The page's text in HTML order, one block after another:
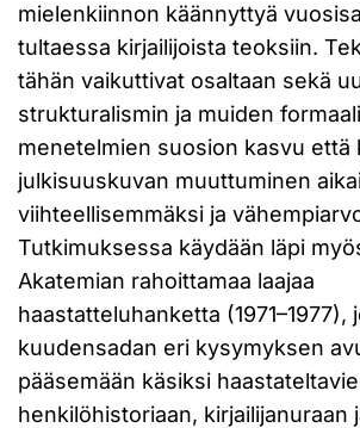
mielenkiinnon käännyttyä
tultaessa kirjailijoista teoksiin.
tähän vaikuttivat osaltaan sekä
strukturalismin ja muiden
menetelmien suosion kasvu että
julkisuuskuvan muuttuminen
viihteellisemmäksi ja
Tutkimuksessa käydään läpi
Akatemian rahoittamaa laajaa
haastatteluhanketta (1971–1977),
kuudensadan eri kysymyksen
pääsemään käsiksi
henkilöhistoriaan, kirjailijanuraan